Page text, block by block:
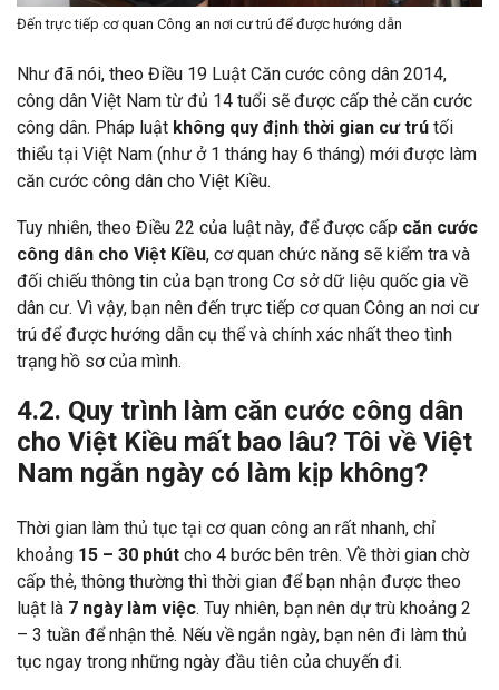
Đến trực tiếp cơ quan Công an nơi cư trú để được hướng dẫn
Như đã nói, theo Điều 19 Luật Căn cước công dân 2014,
công dân Việt Nam từ đủ 14 tuổi sẽ được cấp thẻ căn cước
công dân. Pháp luật không quy định thời gian cư trú tối
thiểu tại Việt Nam (như ở 1 tháng hay 6 tháng) mới được làm
căn cước công dân cho Việt Kiều.
Tuy nhiên, theo Điều 22 của luật này, để được cấp căn cước
công dân cho Việt Kiều, cơ quan chức năng sẽ kiểm tra và
đối chiếu thông tin của bạn trong Cơ sở dữ liệu quốc gia về
dân cư. Vì vậy, bạn nên đến trực tiếp cơ quan Công an nơi cư
trú để được hướng dẫn cụ thể và chính xác nhất theo tình
trạng hồ sơ của mình.
4.2. Quy trình làm căn cước công dân
cho Việt Kiều mất bao lâu? Tôi về Việt
Nam ngắn ngày có làm kịp không?
Thời gian làm thủ tục tại cơ quan công an rất nhanh, chỉ
khoảng 15 – 30 phút cho 4 bước bên trên. Về thời gian chờ
cấp thẻ, thông thường thì thời gian để bạn nhận được theo
luật là 7 ngày làm việc. Tuy nhiên, bạn nên dự trù khoảng 2
– 3 tuần để nhận thẻ. Nếu về ngắn ngày, bạn nên đi làm thủ
tục ngay trong những ngày đầu tiên của chuyến đi.